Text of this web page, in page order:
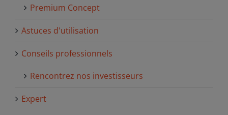
Premium Concept
Astuces d'utilisation
Conseils professionnels
Rencontrez nos investisseurs
Expert